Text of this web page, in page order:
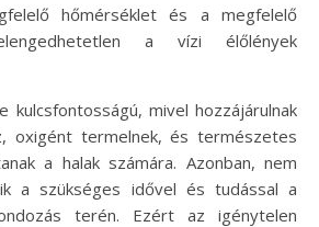
hőmérséklet és a megfelelő
a vízi élőlények
kulcsfontosságú, mivel hozzájárulnak
oxigént termelnek, és természetes
a halak számára. Azonban, nem
a szükséges idővel és tudással a
terén. Ezért az igénytelen